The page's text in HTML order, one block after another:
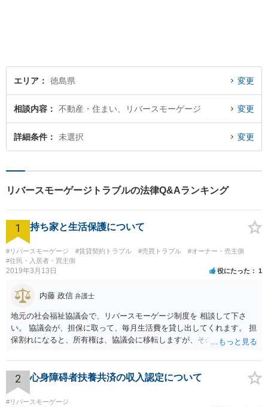
エリア 徳島県 変更
相談内容 不動産・住まい、リバースモーゲージ 変更
詳細条件 未選択 変更
リバースモーゲージトラブルの法律Q&Aランキング
1 持ち家と生活保護について
#リバースモーゲージ #賃貸契約トラブル #売買トラブル
#オーナー・売主側
#住民・入居者・買主側
2019年3月13日 役にたった 1
内藤 政信 弁護士
地元の社会福祉協議会で、リバースモーゲージ制度を 相談して下さ
い。 協議会が、担保に取って、毎月生活費を貸し出してくれます。 担
保割れになると、所有権は、協議会に移転しますが、その とき、生活
って居住できますね。
2 心身障碍者扶養共済の収入認定について
#リバースモーゲージ